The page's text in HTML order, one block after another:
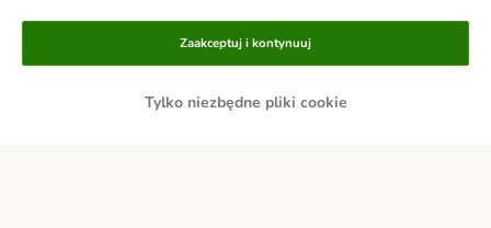
Metody płatności
Przelew Za pobraniem
Tylko niezbędne pliki cookie
Zaakceptuj i kontynuuj